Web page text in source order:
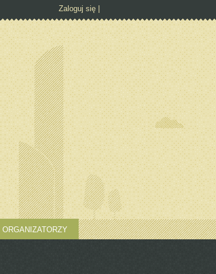
Zaloguj się
ORGANIZATORZY